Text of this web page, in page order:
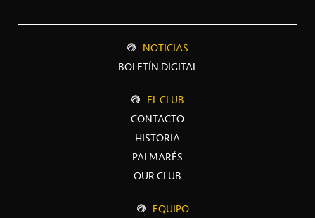
NOTICIAS
BOLETÍN DIGITAL
EL CLUB
CONTACTO
HISTORIA
PALMARÉS
OUR CLUB
EQUIPO